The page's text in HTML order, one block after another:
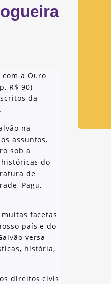
com a Ouro
R$ 90)
da
na
assuntos,
sob a
do
de
Pagu,
facetas
país e do
versa
história,
direitos civis